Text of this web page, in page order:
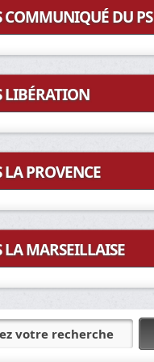
COMMUNIQUÉ DU PS
LIBÉRATION
LA PROVENCE
LA MARSEILLAISE
votre recherche